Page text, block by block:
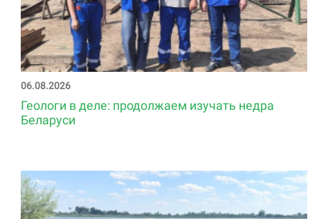
06.08.2026
Геологи в деле: продолжаем изучать недра
Беларуси